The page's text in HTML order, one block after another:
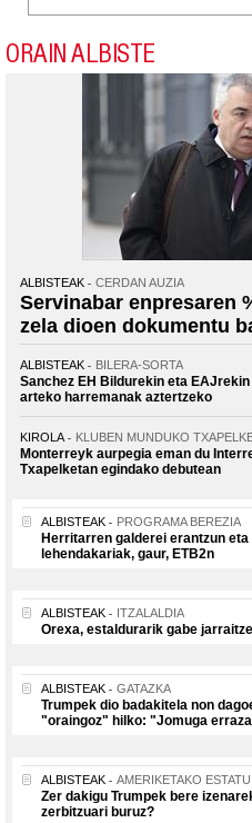
ORAIN ALBISTE
ALBISTEAK CERDAN AUZIA
Servinabar enpresaren
zela dioen dokumentu
ALBISTEAK BILERA-SORTA
Sanchez EH Bildurekin eta
arteko harremanak aztertzeko
KIROLA KLUBEN MUNDUKO
Monterreyk aurpegia eman du
Txapelketan egindako debutean
ALBISTEAK PROGRAMA BEREZIA
Herritarren galderei erantzun
lehendakariak, gaur, ETB2n
ALBISTEAK ITZALALDIA
Orexa, estaldurarik gabe
ALBISTEAK GATAZKA
Trumpek dio badakitela non
"oraingoz" hilko: "Jomuga
ALBISTEAK AMERIKETAKO
Zer dakigu Trumpek bere
zerbitzuari buruz?